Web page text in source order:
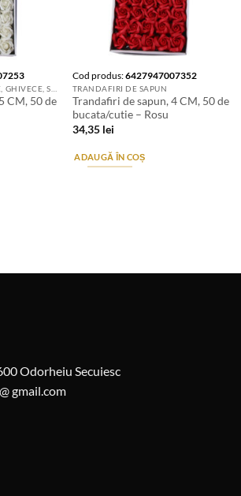
CM, 50 de
Cod produs:6427947007352
TRANDAFIRI DE SAPUN
Trandafiri de sapun, 4 CM, 50 de
bucata/cutie – Rosu
34,35 lei
ADAUGĂ ÎN COȘ
Odorheiu Secuiesc
gmail.com